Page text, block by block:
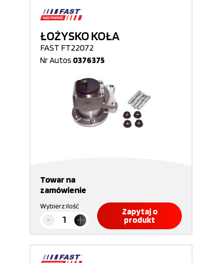
ŁOŻYSKO KOŁA
FAST FT22072
Nr Autos 0376375
Towar na
zamówienie
Wybierz ilość
Zapytaj o
produkt